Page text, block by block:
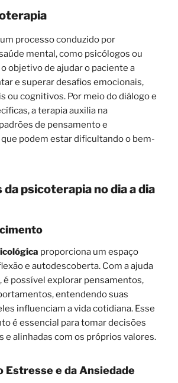
processo conduzido por
mental, como psicólogos ou
objetivo de ajudar o paciente a
e superar desafios emocionais,
ou cognitivos. Por meio do diálogo e
a terapia auxilia na
de pensamento e
podem estar dificultando o bem-
psicoterapia no dia a dia
proporciona um espaço
e autodescoberta. Com a ajuda
é possível explorar pensamentos,
entendendo suas
influenciam a vida cotidiana. Esse
é essencial para tomar decisões
e alinhadas com os próprios valores.
Estresse e da Ansiedade